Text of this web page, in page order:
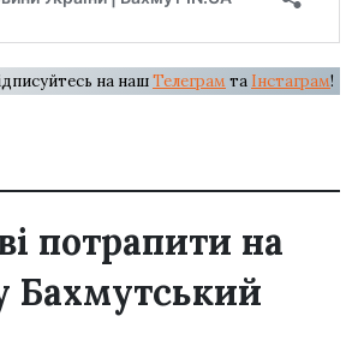
на нашТелеграм та Інстаграм!
потрапити на
Бахмутський